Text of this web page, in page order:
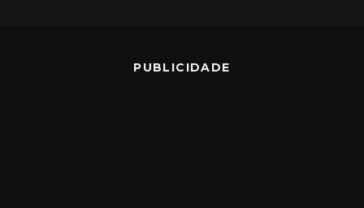
PUBLICIDADE